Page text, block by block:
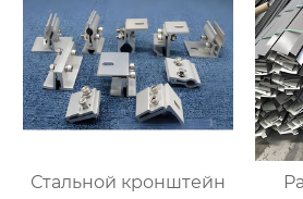
Стальной кронштейн